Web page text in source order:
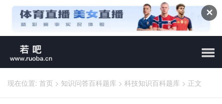
✕
现在位置: 首页 > 知识问答百科题库 > 科技知识百科题库 > 正文